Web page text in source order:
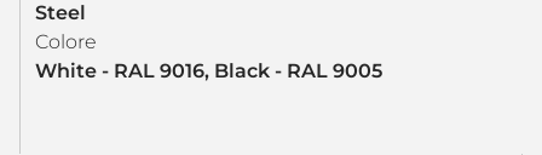
Steel
Colore
White - RAL 9016, Black - RAL 9005